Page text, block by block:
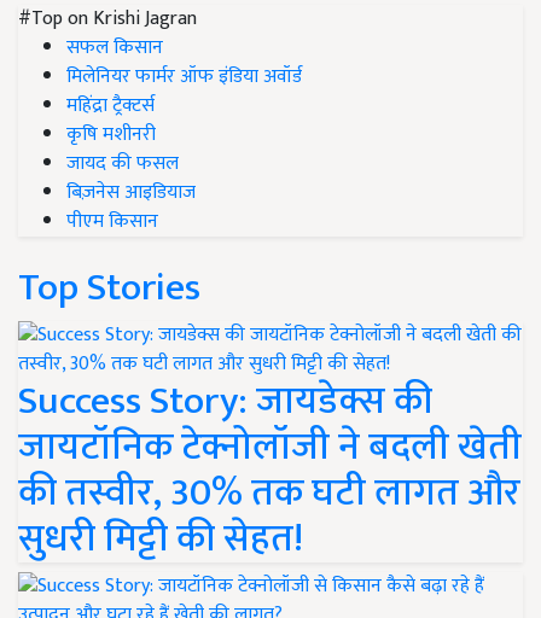
#Top on Krishi Jagran
सफल किसान
मिलेनियर फार्मर ऑफ इंडिया अवॉर्ड
महिंद्रा ट्रैक्टर्स
कृषि मशीनरी
जायद की फसल
बिज़नेस आइडियाज
पीएम किसान
Top Stories
Success Story: जायडेक्स की
जायटॉनिक टेक्नोलॉजी ने बदली खेती
की तस्वीर, 30% तक घटी लागत और
सुधरी मिट्टी की सेहत!